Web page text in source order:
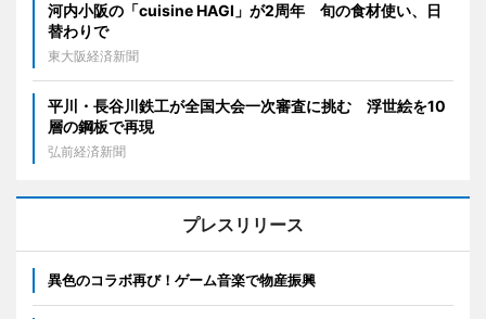
河内小阪の「cuisine HAGI」が2周年 旬の食材使い、日
替わりで
東大阪経済新聞
平川・長谷川鉄工が全国大会一次審査に挑む 浮世絵を10
層の鋼板で再現
弘前経済新聞
プレスリリース
異色のコラボ再び！ゲーム音楽で物産振興